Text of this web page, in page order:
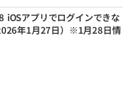
iOSアプリでログインできな
年1月27日）※1月28日情